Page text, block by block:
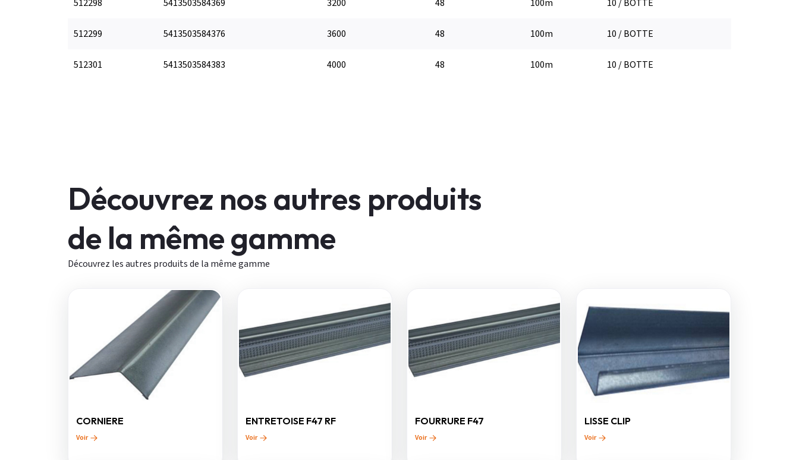
512298 5413503584369 3200 48 100m 10 / BOTTE
512299 5413503584376 3600 48 100m 10 / BOTTE
512301 5413503584383 4000 48 100m 10 / BOTTE
Découvrez nos autres produits
de la même gamme
Découvrez les autres produits de la même gamme
CORNIERE
Voir
ENTRETOISE F47 RF
Voir
FOURRURE F47
Voir
LISSE CLIP
Voir